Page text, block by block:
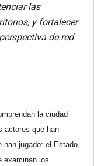
las
y fortalecer
de red.
la ciudad
actores que han
jugado: el Estado,
examinan los